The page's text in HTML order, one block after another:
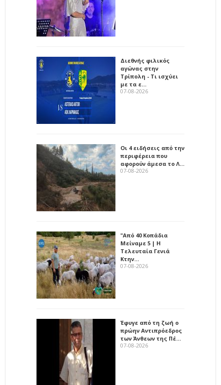
Διεθνής φιλικός
αγώνας στην
Τρίπολη - Τι ισχύει
με τα ε…
07-08-2026
Οι 4 ειδήσεις από την
περιφέρεια που
αφορούν άμεσα το Λ…
07-08-2026
"Από 40 Κοπάδια
Μείναμε 5 | Η
Τελευταία Γενιά
Κτην…
07-08-2026
Έφυγε από τη ζωή ο
πρώην Αντιπρόεδρος
των Άνθεων της Πέ…
07-08-2026